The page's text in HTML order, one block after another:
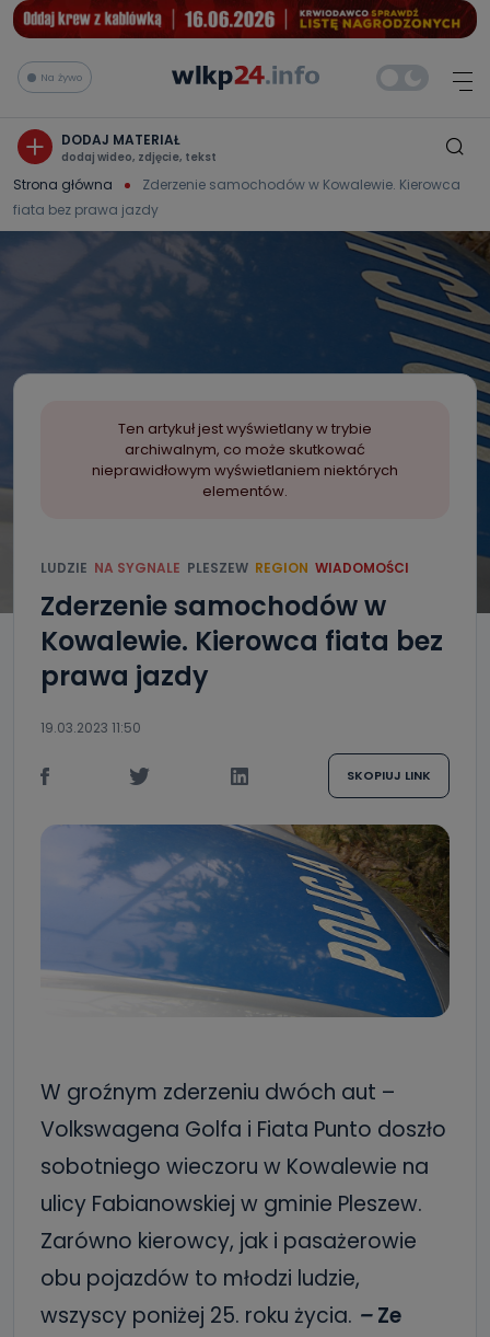
Na żywo
DODAJ MATERIAŁ
dodaj wideo, zdjęcie, tekst
Strona główna
Zderzenie samochodów w Kowalewie. Kierowca
fiata bez prawa jazdy
Ten artykuł jest wyświetlany w trybie
archiwalnym, co może skutkować
nieprawidłowym wyświetlaniem niektórych
elementów.
LUDZIE NA SYGNALE PLESZEW REGION WIADOMOŚCI
Zderzenie samochodów w
Kowalewie. Kierowca fiata bez
prawa jazdy
19.03.2023 11:50
SKOPIUJ LINK
W groźnym zderzeniu dwóch aut –
Volkswagena Golfa i Fiata Punto doszło
sobotniego wieczoru w Kowalewie na
ulicy Fabianowskiej w gminie Pleszew.
Zarówno kierowcy, jak i pasażerowie
obu pojazdów to młodzi ludzie,
wszyscy poniżej 25. roku życia. –Ze